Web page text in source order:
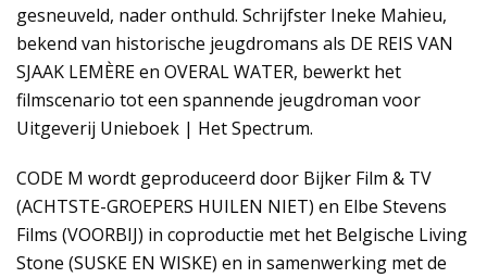
gesneuveld, nader onthuld. Schrijfster Ineke Mahieu,
bekend van historische jeugdromans als DE REIS VAN
SJAAK LEMÈRE en OVERAL WATER, bewerkt het
filmscenario tot een spannende jeugdroman voor
Uitgeverij Unieboek | Het Spectrum.
CODE M wordt geproduceerd door Bijker Film & TV
(ACHTSTE-GROEPERS HUILEN NIET) en Elbe Stevens
Films (VOORBIJ) in coproductie met het Belgische Living
Stone (SUSKE EN WISKE) en in samenwerking met de